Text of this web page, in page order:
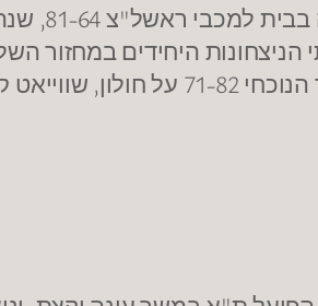
בחמש השנים האחרונות, מכבי
על ידי הפועל ירושלים בבית. שתי הניצחונות